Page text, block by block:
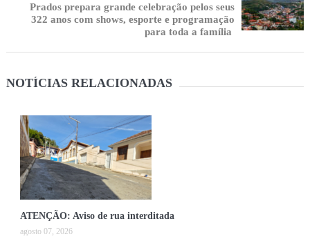
Prados prepara grande celebração pelos seus
322 anos com shows, esporte e programação
para toda a família
NOTÍCIAS RELACIONADAS
ATENÇÃO: Aviso de rua interditada
agosto 07, 2026